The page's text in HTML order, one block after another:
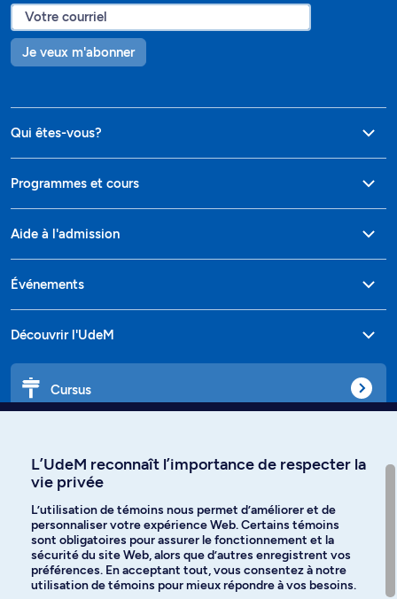
Je veux m'abonner
Qui êtes-vous?
Programmes et cours
Aide à l'admission
Événements
Découvrir l'UdeM
Cursus
Langues
Facebook Instagram
L’UdeM reconnaît l’importance de respecter la
vie privée
L’utilisation de témoins nous permet d’améliorer et de
personnaliser votre expérience Web. Certains témoins
sont obligatoires pour assurer le fonctionnement et la
sécurité du site Web, alors que d’autres enregistrent vos
préférences. En acceptant tout, vous consentez à notre
utilisation de témoins pour mieux répondre à vos besoins.